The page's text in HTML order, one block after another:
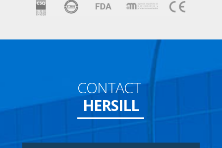
CONTACT
HERSILL